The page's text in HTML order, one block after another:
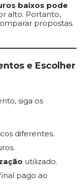
baixos pode
alto. Portanto,
propostas.
e Escolher
siga os
diferentes.
utilizado.
pago ao